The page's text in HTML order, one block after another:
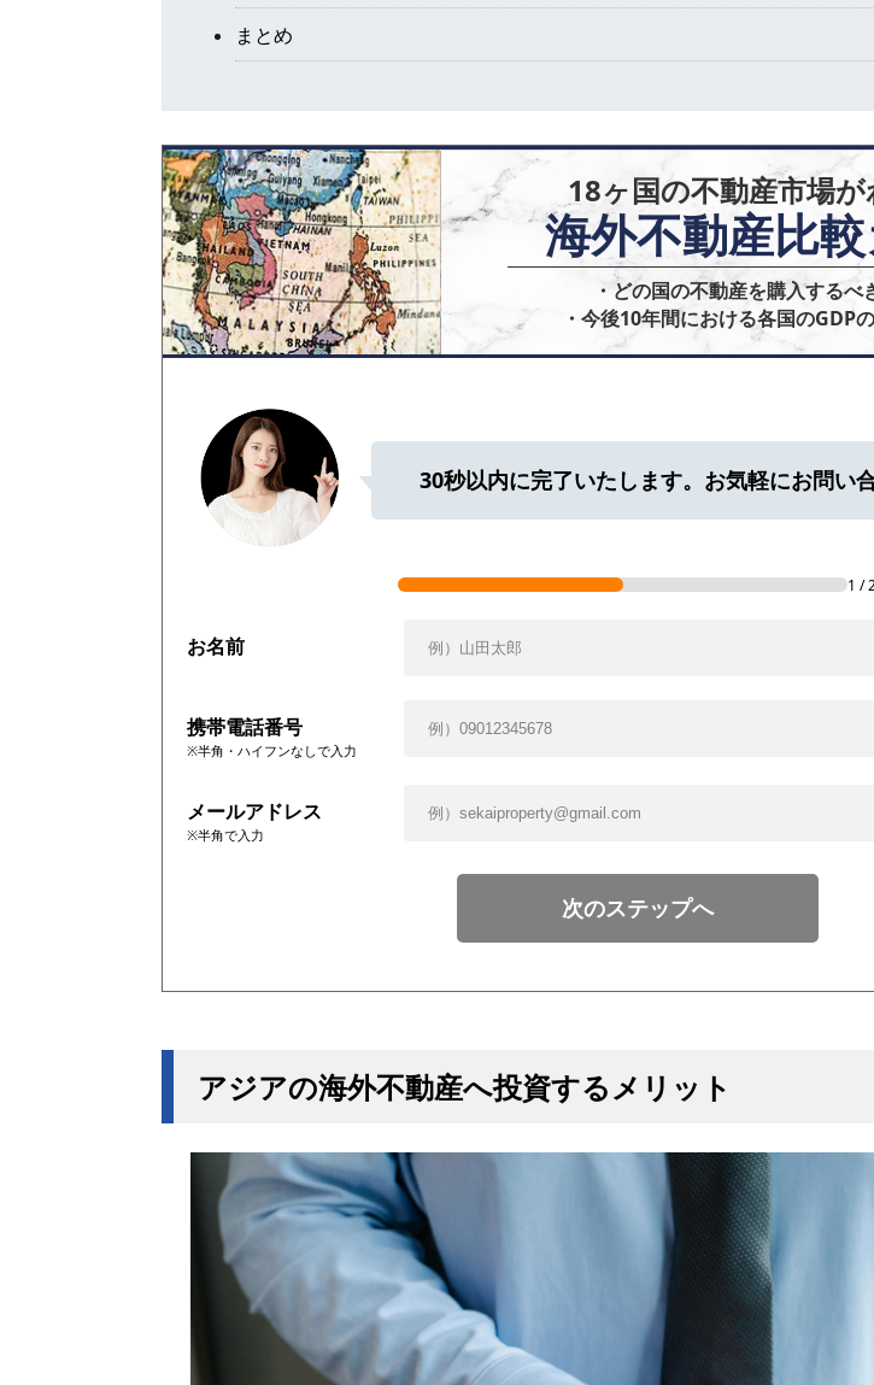
まとめ
18ヶ国の不動産市場が
海外不動産比
・どの国の不動産を購入するべ
・今後10年間における各国のGDP
30秒以内に完了いたします。お気軽にお問い
1 /
お名前
携帯電話番号
※半角・ハイフンなしで入力
メールアドレス
※半角で入力
次のステップへ
アジアの海外不動産へ投資するメリット